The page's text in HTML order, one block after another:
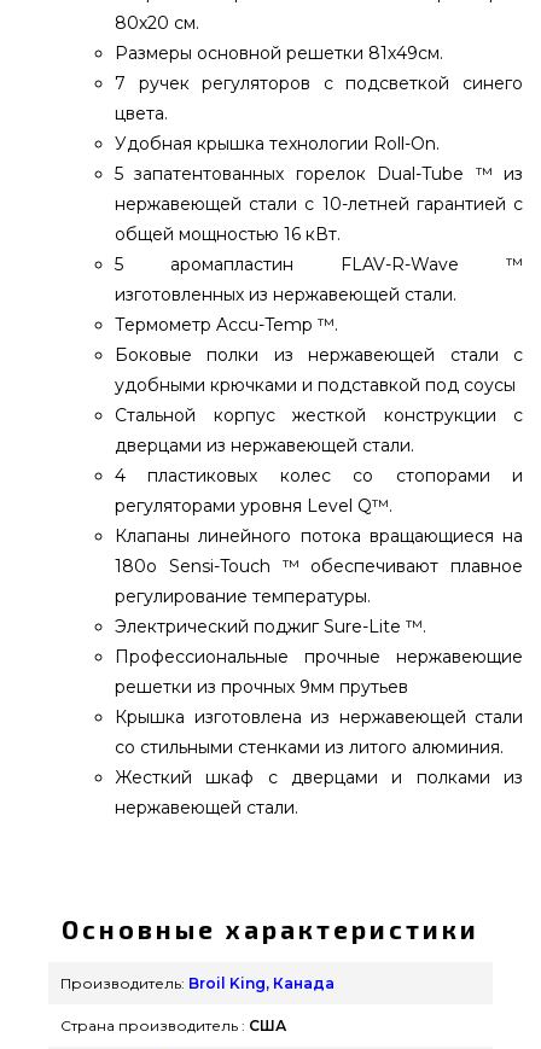
80х20 см.
Размеры основной решетки 81х49см.
7 ручек регуляторов с подсветкой синего
цвета.
Удобная крышка технологии Roll-On.
5 запатентованных горелок Dual-Tube ™ из
нержавеющей стали с 10-летней гарантией с
общей мощностью 16 кВт.
5 аромапластин FLAV-R-Wave ™
изготовленных из нержавеющей стали.
Термометр Accu-Temp ™.
Боковые полки из нержавеющей стали с
удобными крючками и подставкой под соусы
Стальной корпус жесткой конструкции с
дверцами из нержавеющей стали.
4 пластиковых колес со стопорами и
регуляторами уровня Level Q™.
Клапаны линейного потока вращающиеся на
180о Sensi-Touch ™ обеспечивают плавное
регулирование температуры.
Электрический поджиг Sure-Lite ™.
Профессиональные прочные нержавеющие
решетки из прочных 9мм прутьев
Крышка изготовлена из нержавеющей стали
со стильными стенками из литого алюминия.
Жесткий шкаф с дверцами и полками из
нержавеющей стали.
King, Канада по доступной цене всего 139 900
грн. в интернет магазине грилей и барбекью
Гриль Поинт. Лучшие предложения на Газовые
Позвоните нашим продавцам по номеру 0(800)
Основные характеристики
Производитель: Broil King, Канада
Страна производитель : США